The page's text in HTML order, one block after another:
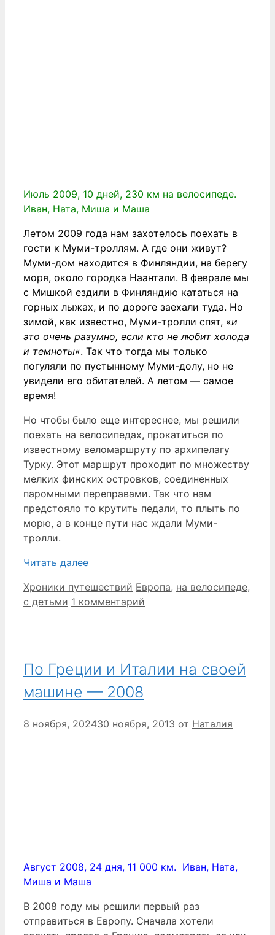
Июль 2009, 10 дней, 230 км на велосипеде.
Иван, Ната, Миша и Маша
Летом 2009 года нам захотелось поехать в
гости к Муми-троллям. А где они живут?
Муми-дом находится в Финляндии, на берегу
моря, около городка Наантали. В феврале мы
с Мишкой ездили в Финляндию кататься на
горных лыжах, и по дороге заехали туда. Но
зимой, как известно, Муми-тролли спят, «и
это очень разумно, если кто не любит холода
и темноты«. Так что тогда мы только
погуляли по пустынному Муми-долу, но не
увидели его обитателей. А летом — самое
время!
Но чтобы было еще интереснее, мы решили
поехать на велосипедах, прокатиться по
известному веломаршруту по архипелагу
Турку. Этот маршрут проходит по множеству
мелких финских островков, соединенных
паромными переправами. Так что нам
предстояло то крутить педали, то плыть по
морю, а в конце пути нас ждали Муми-
тролли.
Читать далее
Рубрики
Хроники путешествий Метки
Европа, на велосипеде,
с детьми 1 комментарий
По Греции и Италии на своей
машине — 2008
8 ноября, 202430 ноября, 2013 от Наталия
Август 2008, 24 дня, 11 000 км. Иван, Ната,
Миша и Маша
В 2008 году мы решили первый раз
отправиться в Европу. Сначала хотели